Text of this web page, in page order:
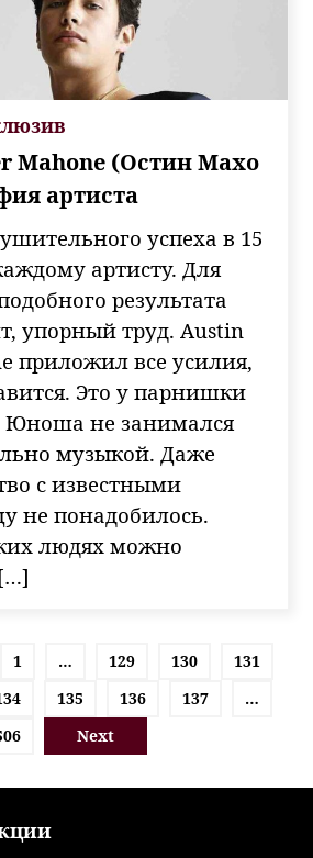
Mahone (Остин Махо
артиста
успеха в 15
артисту. Для
результата
упорный труд. Austin
приложил все усилия,
Это у парнишки
Юноша не занимался
музыкой. Даже
с известными
не понадобилось.
людях можно
1 … 129 130
131
135 136 137
…
Next